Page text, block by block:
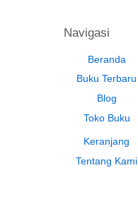
Navigasi
Beranda
Buku Terbaru
Blog
Toko Buku
Keranjang
Tentang Kami